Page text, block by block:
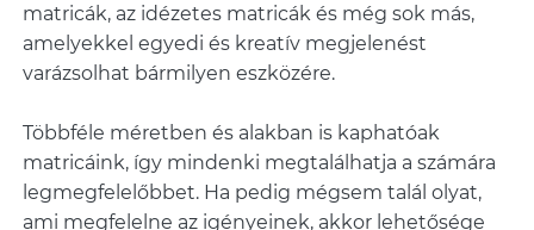
matricák, az idézetes matricák és még sok más,
amelyekkel egyedi és kreatív megjelenést
varázsolhat bármilyen eszközére.
Többféle méretben és alakban is kaphatóak
matricáink, így mindenki megtalálhatja a számára
legmegfelelőbbet. Ha pedig mégsem talál olyat,
ami megfelelne az igényeinek, akkor lehetősége